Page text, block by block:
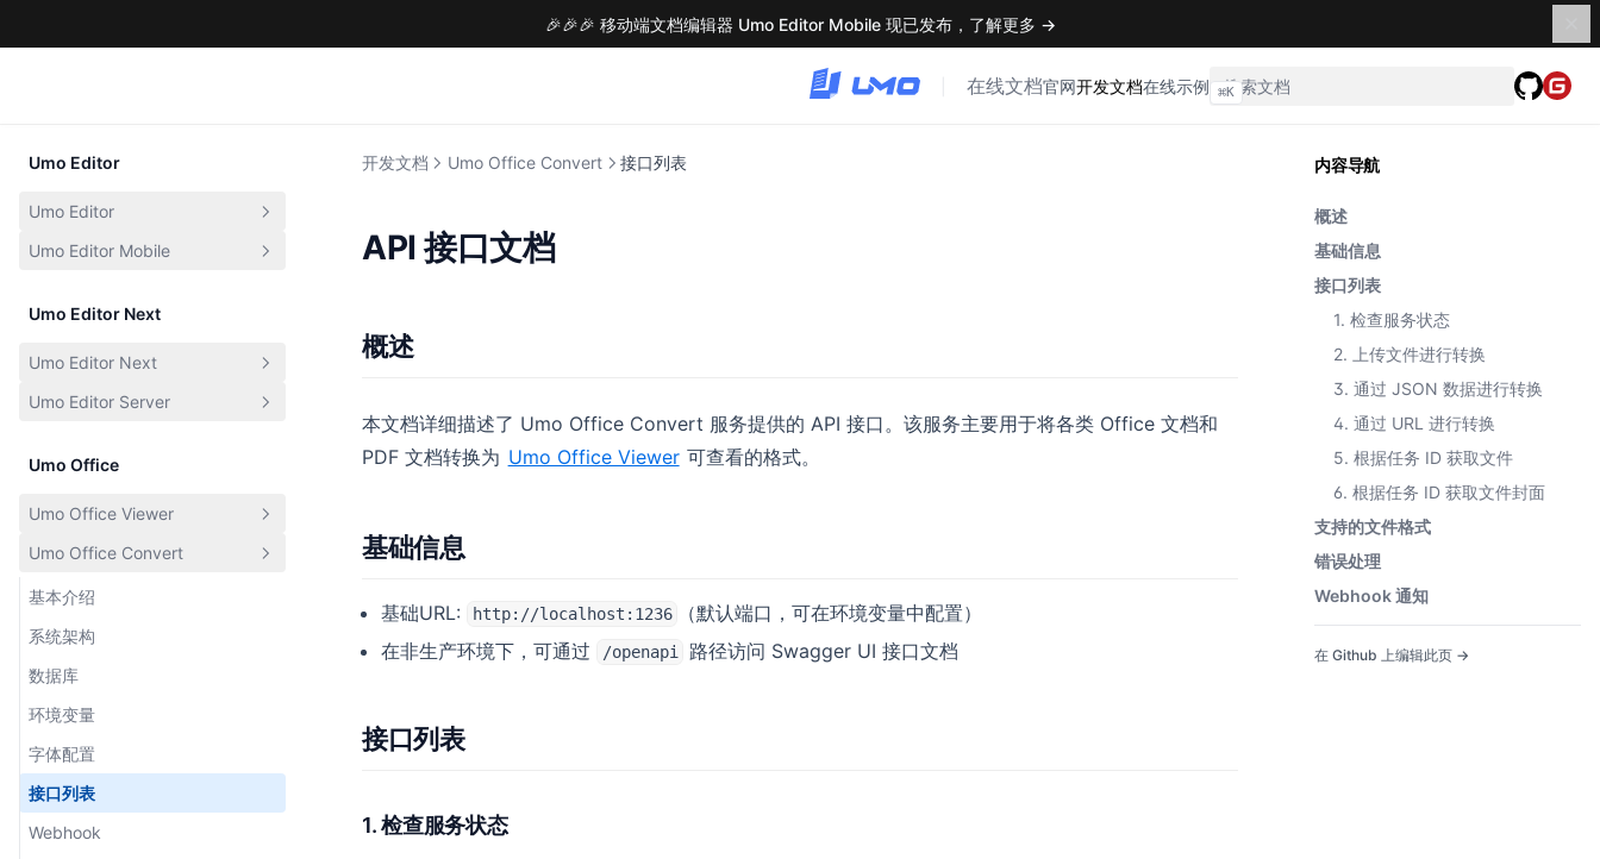
🎉🎉🎉 移动端文档编辑器 Umo Editor Mobile 现已发布，了解更多 →
在线文档官网开发文档在线示例 ⌘K
Umo Editor
Umo Editor
基本介绍
更新日志
开发计划
Web 页面配置
文档模板配置
Tiptap 编辑器
多语言支持
主题定制
插槽列表
组件列表
基础介绍
消息提醒
自定义扩展
Umo Editor Mobile
快速开始
开发计划
CDN 配置
分享配置
多语言支持
主题定制
插槽列表
自定义扩展
基础介绍
内置扩展列表
Umo Editor Next
Umo Editor Next
基础介绍
开发计划
快速开始
服务配置
工具栏扩展
页面侧边栏
多人协作编辑
文档批注/评论
AI 相关功能
文档修订
Umo Editor Server
鉴权说明
Docker 部署
Umo Office
Umo Office Viewer
基本介绍
功能特性
快速开始
配置项
方法列表
事件列表
自定义主题
水印与密码
Umo Office Convert
基本介绍
系统架构
数据库
环境变量
字体配置
接口列表
Webhook
内容导航
概述
基础信息
接口列表
1. 检查服务状态
2. 上传文件进行转换
3. 通过 JSON 数据进行转换
4. 通过 URL 进行转换
5. 根据任务 ID 获取文件
6. 根据任务 ID 获取文件封面
支持的文件格式
错误处理
Webhook 通知
在 Github 上编辑此页 →
开发文档 Umo Office Convert 接口列表
API 接口文档
概述
本文档详细描述了 Umo Office Convert 服务提供的 API 接口。该服务主要用于将各类 Office 文档和
PDF 文档转换为 Umo Office Viewer 可查看的格式。
基础信息
基础URL: http://localhost:1236
（默认端口，可在环境变量中配置）
在非生产环境下，可通过
/openapi 路径访问 Swagger UI 接口文档
接口列表
1. 检查服务状态